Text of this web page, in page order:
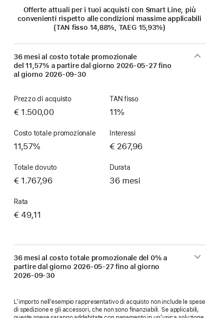
Offerte attuali per i tuoi acquisti con Smart Line, più
convenienti rispetto alle condizioni massime applicabili
(TAN fisso 14,88%, TAEG 15,93%)
36 mesi al costo totale promozionale
del 11,57% a partire dal giorno 2026-05-27fino
al giorno 2026-09-30
Prezzo di acquisto
€ 1.500,00
TAN fisso
11%
Costo totale promozionale
11,57%
Interessi
€ 267,96
Totale dovuto
€ 1.767,96
Durata
36 mesi
Rata
€ 49,11
36 mesi al costo totale promozionale del 0% a
partire dal giorno 2026-05-27fino al giorno
2026-09-30
L’importo nell’esempio rappresentativo di acquisto non include le spese
di spedizione e gli accessori, che non sono finanziabili. Se applicabili,